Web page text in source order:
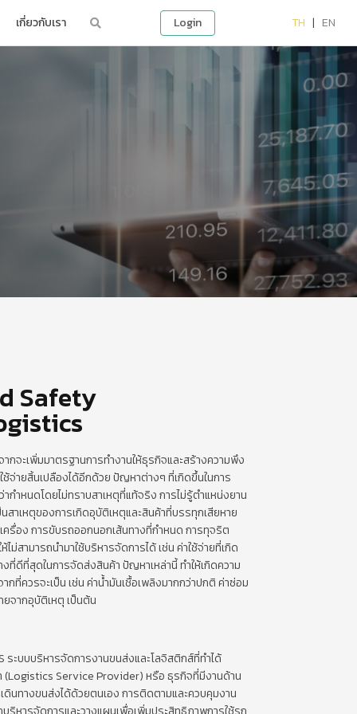
เกี่ยวกับเรา Login TH | EN
Safety
จะเพิ่มมาตรฐานการทำงานให้ธุรกิจและสร้างความพึง
จ่ายสิ้นเปลืองได้อีกด้วย ปัญหาต่างๆ ที่เกิดขึ้นในการ
ำหนดโดยไม่ทราบสาเหตุที่แท้จริง การไม่รู้ตำแหน่งยาน
สาเหตุของการเกิดอุบัติเหตุและสินค้าที่บรรทุกเสียหาย
ครื่อง การขับรถออกนอกเส้นทางที่กำหนด การทุจริต
ม่สามารถนำมาใช้บริหารจัดการได้ เช่น ค่าใช้จ่ายที่เกิด
งที่ดีที่สุดในการจัดส่งสินค้า ปัญหาเหล่านี้ ทำให้เกิดความ
ที่ควรจะเป็น เช่น ค่าน้ำมันเชื้อเพลิงมากกว่าปกติ ค่าซ่อม
จากอุบัติเหตุ เป็นต้น
ระบบบริหารจัดการงานขนส่งและโลจิสติกส์ที่ทำได้
(Logistics Service Provider) หรือ ธุรกิจที่มีงานด้าน
นทางขนส่งได้ด้วยตนเอง การติดตามและควบคุมงาน